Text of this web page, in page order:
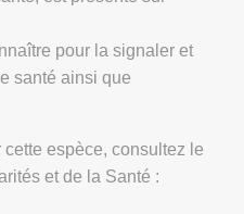
pour la signaler et
santé ainsi que
cette espèce, consultez le
et de la Santé :